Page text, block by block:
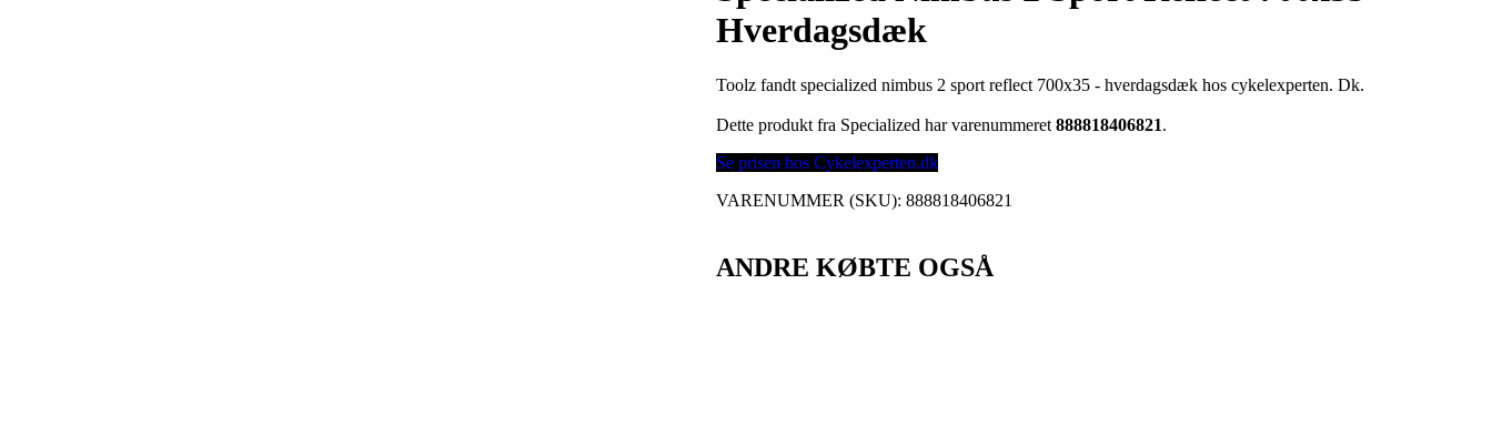
Hverdagsdæk
Toolz fandt specialized nimbus 2 sport reflect 700x35 - hverdagsdæk hos cykelexperten. Dk.
Dette produkt fra Specialized har varenummeret888818406821.
Se prisen hos Cykelexperten.dk
VARENUMMER (SKU):888818406821
ANDRE KØBTE OGSÅ